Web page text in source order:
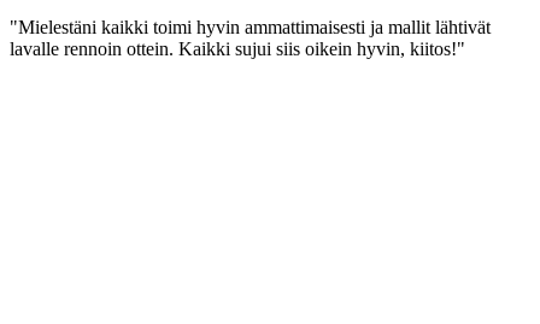
"Mielestäni kaikki toimi hyvin ammattimaisesti ja mallit lähtivät
lavalle rennoin ottein. Kaikki sujui siis oikein hyvin, kiitos!"